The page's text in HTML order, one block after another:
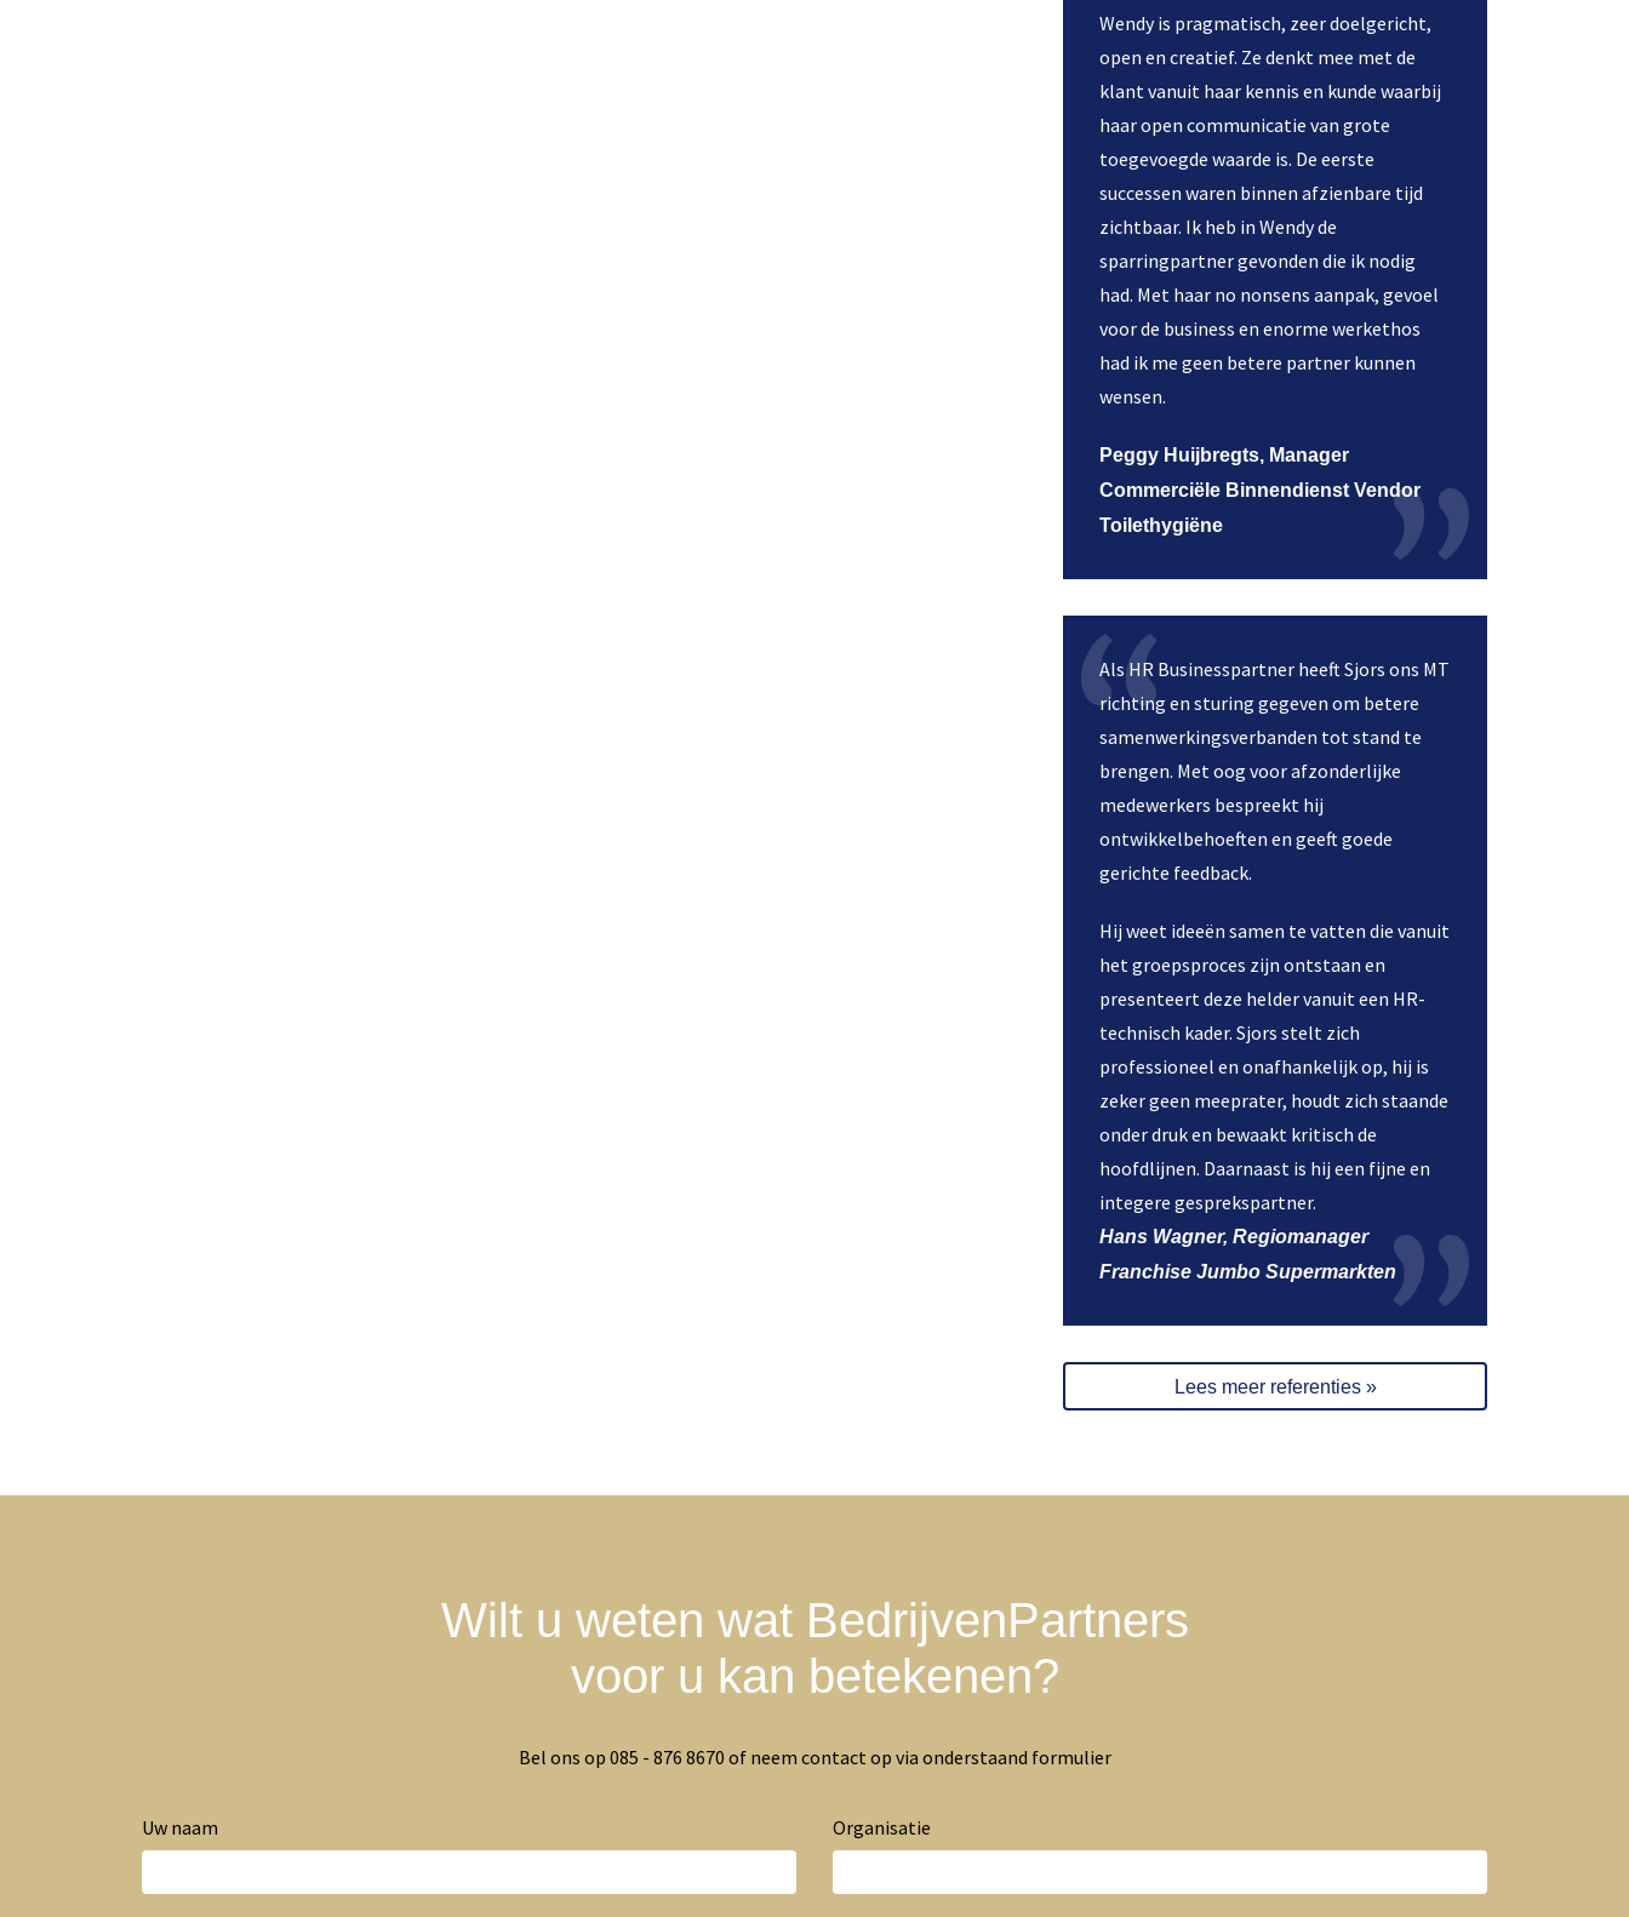
Wendy is pragmatisch, zeer doelgericht,
open en creatief. Ze denkt mee met de
klant vanuit haar kennis en kunde waarbij
haar open communicatie van grote
toegevoegde waarde is. De eerste
successen waren binnen afzienbare tijd
zichtbaar. Ik heb in Wendy de
sparringpartner gevonden die ik nodig
had. Met haar no nonsens aanpak, gevoel
voor de business en enorme werkethos
had ik me geen betere partner kunnen
wensen.
Peggy Huijbregts, Manager
Commerciële Binnendienst Vendor
Toilethygiëne
Als HR Businesspartner heeft Sjors ons MT
richting en sturing gegeven om betere
samenwerkingsverbanden tot stand te
brengen. Met oog voor afzonderlijke
medewerkers bespreekt hij
ontwikkelbehoeften en geeft goede
gerichte feedback.
Hij weet ideeën samen te vatten die vanuit
het groepsproces zijn ontstaan en
presenteert deze helder vanuit een HR-
technisch kader. Sjors stelt zich
professioneel en onafhankelijk op, hij is
zeker geen meeprater, houdt zich staande
onder druk en bewaakt kritisch de
hoofdlijnen. Daarnaast is hij een fijne en
integere gesprekspartner.
Hans Wagner, Regiomanager
Franchise Jumbo Supermarkten
Lees meer referenties »
Wilt u weten wat BedrijvenPartners
voor u kan betekenen?
Bel ons op 085 - 876 8670 of neem contact op via onderstaand formulier
Uw naam Organisatie